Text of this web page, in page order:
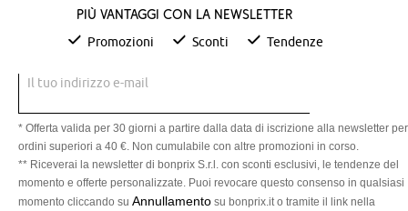
Più vantaggi con la newsletter
Promozioni Sconti Tendenze
Il tuo indirizzo e-mail
* Offerta valida per 30 giorni a partire dalla data di iscrizione alla newsletter per
ordini superiori a 40 €. Non cumulabile con altre promozioni in corso.
** Riceverai la newsletter di bonprix S.r.l. con sconti esclusivi, le tendenze del
momento e offerte personalizzate. Puoi revocare questo consenso in qualsiasi
momento cliccando su Annullamento su bonprix.it o tramite il link nella